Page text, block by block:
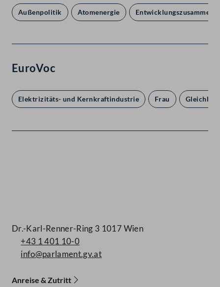
Außenpolitik Atomenergie
EuroVoc
Elektrizitäts- und Kernkraftindustrie Frau
Dr.-Karl-Renner-Ring 3 1017 Wien
+43 1 401 10-0
info@parlament.gv.at
Anreise & Zutritt